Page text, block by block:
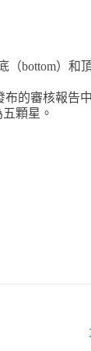
（bottom）
布的審核報
顆星。